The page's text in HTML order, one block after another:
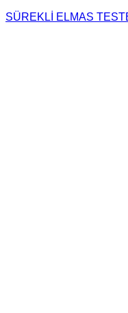
SÜREKLİ ELMAS